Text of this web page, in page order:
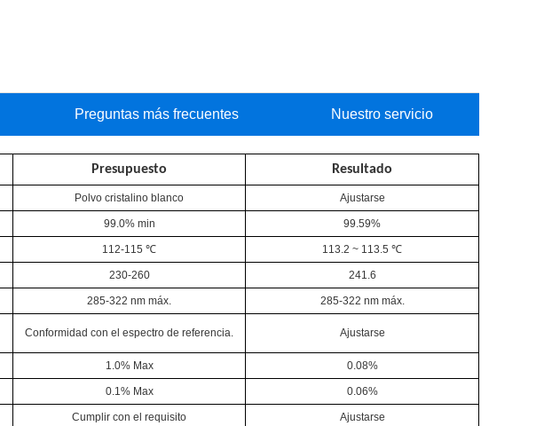
Preguntas más frecuentes Nuestro servicio
Presupuesto Resultado
Polvo cristalino blanco Ajustarse
99.0% min 99.59%
112-115 ℃ 113.2 ~ 113.5 ℃
230-260 241.6
285-322 nm máx. 285-322 nm máx.
Conformidad con el espectro de referencia. Ajustarse
1.0% Max 0.08%
0.1% Max 0.06%
Cumplir con el requisito Ajustarse